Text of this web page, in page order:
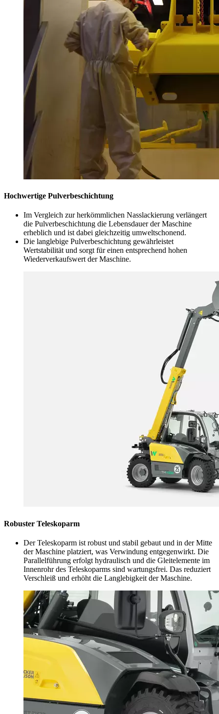
Hochwertige Pulverbeschichtung
Im Vergleich zur herkömmlichen Nasslackierung verlängert
die Pulverbeschichtung die Lebensdauer der Maschine
erheblich und ist dabei gleichzeitig umweltschonend.
Die langlebige Pulverbeschichtung gewährleistet
Wertstabilität und sorgt für einen entsprechend hohen
Wiederverkaufswert der Maschine.
Robuster Teleskoparm
Der Teleskoparm ist robust und stabil gebaut und in der Mitte
der Maschine platziert, was Verwindung entgegenwirkt. Die
Parallelführung erfolgt hydraulisch und die Gleitelemente im
Innenrohr des Teleskoparms sind wartungsfrei. Das reduziert
Verschleiß und erhöht die Langlebigkeit der Maschine.